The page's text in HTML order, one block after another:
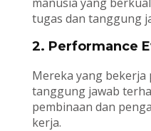
tugas dan tanggung
2. Performance
Mereka yang bekerja
tanggung jawab
pembinaan dan
kerja.